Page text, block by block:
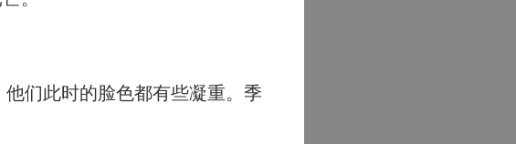
们此时的脸色都有些凝重。季